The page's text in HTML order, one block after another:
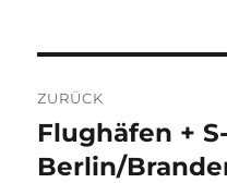
ZURÜCK
Vorheriger
Beitrag:
Flughäfen +
Berlin/